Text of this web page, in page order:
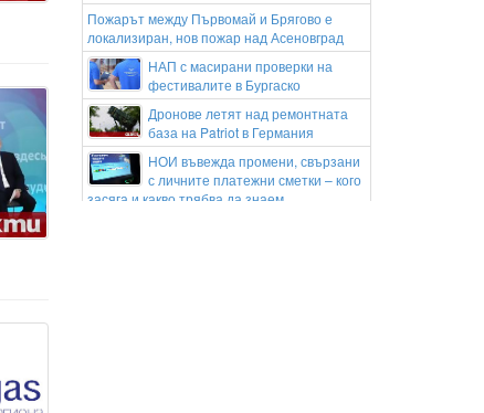
Пожарът между Първомай и Брягово е
локализиран, нов пожар над Асеновград
НАП с масирани проверки на
фестивалите в Бургаско
Дронове летят над ремонтната
база на Patriot в Германия
НОИ въвежда промени, свързани
с личните платежни сметки – кого
засяга и какво трябва да знаем